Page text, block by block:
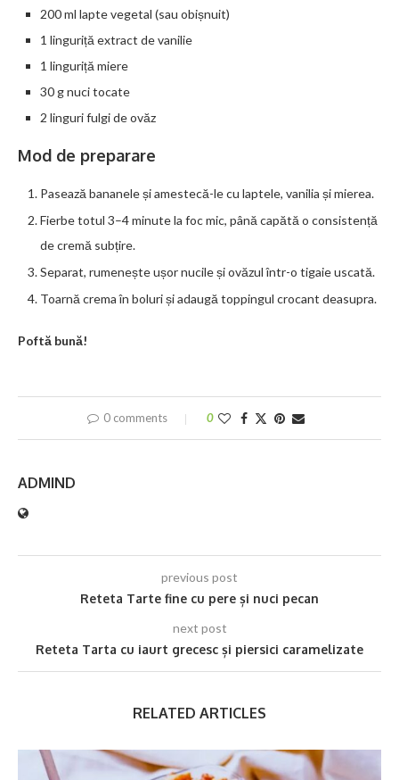
200 ml lapte vegetal (sau obișnuit)
1 linguriță extract de vanilie
1 linguriță miere
30 g nuci tocate
2 linguri fulgi de ovăz
Mod de preparare
Pasează bananele și amestecă-le cu laptele, vanilia și mierea.
Fierbe totul 3–4 minute la foc mic, până capătă o consistență
de cremă subțire.
Separat, rumenește ușor nucile și ovăzul într-o tigaie uscată.
Toarnă crema în boluri și adaugă toppingul crocant deasupra.
Poftă bună!
0 comments 0
ADMIND
previous post
Reteta Tarte fine cu pere și nuci pecan
next post
Reteta Tarta cu iaurt grecesc și piersici caramelizate
RELATED ARTICLES